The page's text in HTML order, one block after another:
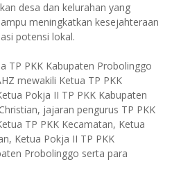
desa dan kelurahan yang
meningkatkan kesejahteraan
potensi lokal.
TP PKK Kabupaten Probolinggo
mewakili Ketua TP PKK
Pokja II TP PKK Kabupaten
jajaran pengurus TP PKK
TP PKK Kecamatan, Ketua
Ketua Pokja II TP PKK
Probolinggo serta para